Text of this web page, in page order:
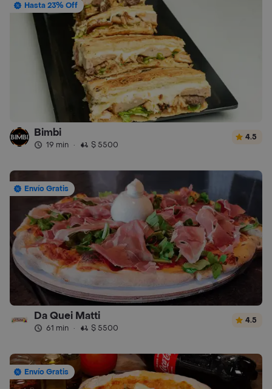
Hasta 23% Off
Bimbi
19 min · $ 5500
4.5
Envío Gratis
Da Quei Matti
61 min · $ 5500
4.5
Envío Gratis